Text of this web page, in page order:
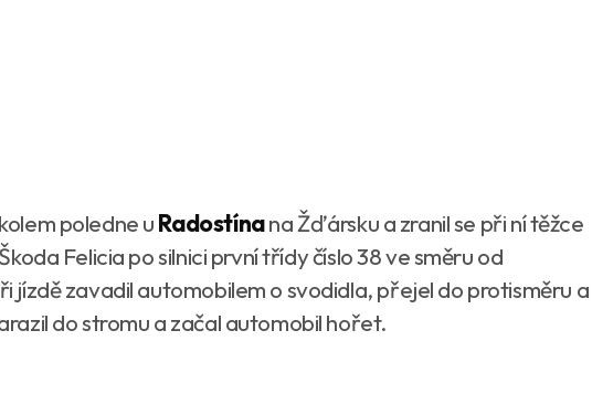
poledne uRadostínana Žďársku a zranil se při ní těžce
Felicia po silnici první třídy číslo 38 ve směru od
jízdě zavadil automobilem o svodidla, přejel do protisměru a
do stromu a začal automobil hořet.